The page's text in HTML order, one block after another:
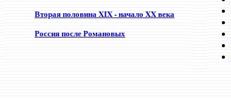
Вторая половина XIX - начало XX века
Россия после Романовых